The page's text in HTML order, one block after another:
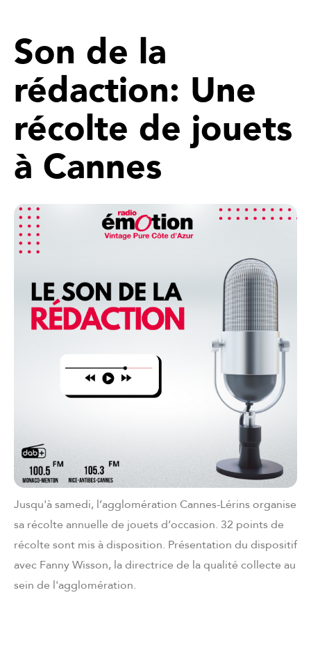
Son de la
rédaction: Une
récolte de jouets
à Cannes
Jusqu'à samedi, l’agglomération Cannes-Lérins organise
sa récolte annuelle de jouets d’occasion. 32 points de
récolte sont mis à disposition. Présentation du dispositif
avec Fanny Wisson, la directrice de la qualité collecte au
sein de l'agglomération.